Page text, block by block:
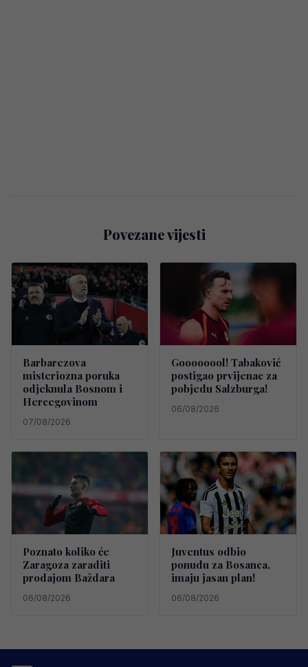
Povezane vijesti
Barbarezova
misteriozna poruka
odjeknula Bosnom i
Hercegovinom
07/08/2026
Goooooool! Tabaković
postigao prvijenac za
pobjedu Salzburga!
06/08/2026
Poznato koliko će
Zaragoza zaraditi
prodajom Baždara
06/08/2026
Juventus odbio
ponudu za Bosanca,
imaju jasan plan!
06/08/2026